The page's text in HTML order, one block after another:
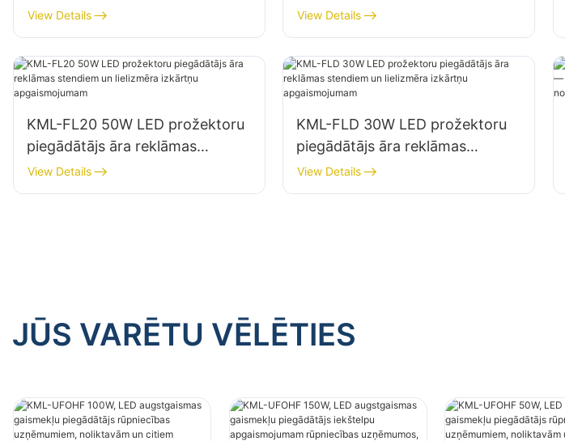
gaismekļu piegādātājs
iekštelpām, piemēram, sporta
zālēm un noliktavām.
View Details
piegādātājs iekštelpām,
piemēram, remontdarbnīcām un
noliktavām.
View Details
KML-FL20 50W LED prožektoru
piegādātājs āra reklāmas
stendiem un lielizmēra izkārtņu
apgaismojumam
View Details
KML-FLD 30W LED prožektoru
piegādātājs āra reklāmas
stendiem un lielizmēra izkārtņu
apgaismojumam
View Details
JŪS VARĒTU VĒLĒTIES